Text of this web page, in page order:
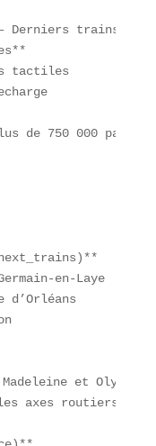
Derniers trains :
tactiles
de 750 000
en-Laye
d’Orléans
et
axes routiers